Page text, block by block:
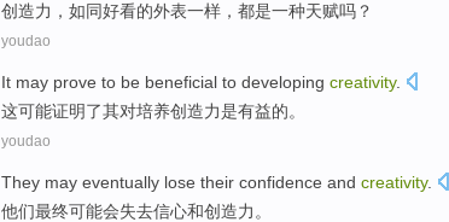
创造力 ， 如同好看的外表一样，都是一种天赋吗？
youdao
It may prove to be beneficial to developing creativity.
这可能证明了其对培养创造力是有益的。
youdao
They may eventually lose their confidence and creativity.
他们最终可能会失去信心和创造力 。